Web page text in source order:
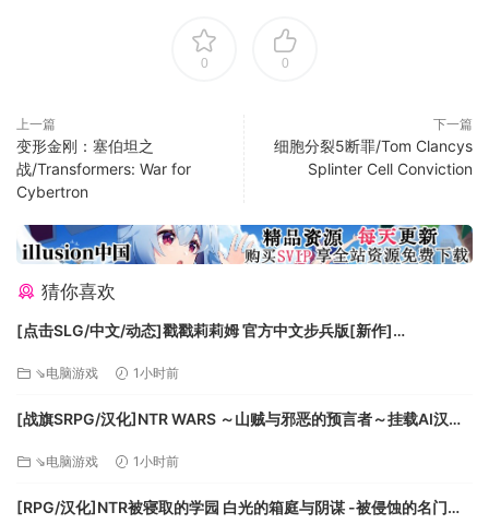
发生事件的战略任务界面，山姆和队员们得以了解他们将要接
受的任务的详情。通过这个战略任务界面，队伍可以在路上就
了解到任务的有关数据，玩家也可以通过完成任务，从这个界
面系统获得用于升级武器装备所需的金钱。
系统需求
OS:Windows® XP (SP3) / Windows Vista® (SP2) /
Processor:2.53 GHz Intel® Core™2 Duo E6400 or
Memory:2 GB RAM
Graphics:512 MB DirectX® 10–compliant with Shader
0 0
上一篇
变形金刚：塞伯坦之
战/Transformers: War for
Cybertron
下一篇
细胞分裂5断罪/Tom Clancys
Splinter Cell Conviction
猜你喜欢
[点击SLG/中文/动态]戳戳莉莉姆 官方中文步兵版[新作]
⇘电脑游戏 1小时前
[战旗SRPG/汉化]NTR WARS ～山贼与邪恶的预言者～挂载AI汉化
⇘电脑游戏 1小时前
[RPG/汉化]NTR被寝取的学园 白光的箱庭与阴谋 -被侵蚀的名门女